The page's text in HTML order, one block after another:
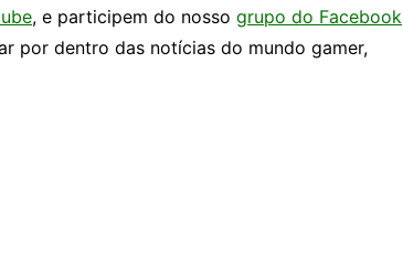
, e participem do nosso grupo do Facebook
por dentro das notícias do mundo gamer,